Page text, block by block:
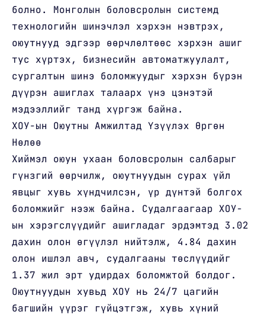
болно. Монголын боловсролын системд
технологийн шинэчлэл хэрхэн нэвтрэх,
оюутнууд эдгээр өөрчлөлтөөс хэрхэн ашиг
тус хүртэх, бизнесийн автоматжуулалт,
сургалтын шинэ боломжуудыг хэрхэн бүрэн
дүүрэн ашиглах талаарх үнэ цэнэтэй
мэдээллийг танд хүргэж байна.
ХОУ-ын Оюутны Амжилтад Үзүүлэх Өргөн
Нөлөө
Хиймэл оюун ухаан боловсролын салбарыг
гүнзгий өөрчилж, оюутнуудын сурах үйл
явцыг хувь хүндчилсэн, үр дүнтэй болгох
боломжийг нээж байна. Судалгаагаар ХОУ-
ын хэрэгслүүдийг ашигладаг эрдэмтэд 3.02
дахин олон өгүүлэл нийтэлж, 4.84 дахин
олон ишлэл авч, судалгааны төслүүдийг
1.37 жил эрт удирдах боломжтой болдог.
Оюутнуудын хувьд ХОУ нь 24/7 цагийн
багшийн үүрэг гүйцэтгэж, хувь хүний